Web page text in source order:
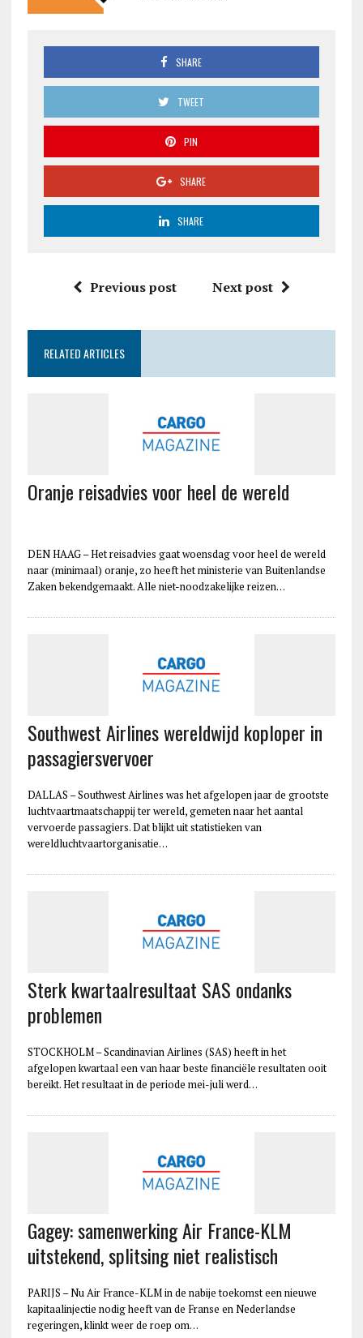
SHARE
TWEET
PIN
SHARE
SHARE
Previous post Next post
RELATED ARTICLES
Oranje reisadvies voor heel de wereld
DEN HAAG – Het reisadvies gaat woensdag voor heel de wereld
naar (minimaal) oranje, zo heeft het ministerie van Buitenlandse
Zaken bekendgemaakt. Alle niet-noodzakelijke reizen…
Southwest Airlines wereldwijd koploper in
passagiersvervoer
DALLAS – Southwest Airlines was het afgelopen jaar de grootste
luchtvaartmaatschappij ter wereld, gemeten naar het aantal
vervoerde passagiers. Dat blijkt uit statistieken van
wereldluchtvaartorganisatie…
Sterk kwartaalresultaat SAS ondanks
problemen
STOCKHOLM – Scandinavian Airlines (SAS) heeft in het
afgelopen kwartaal een van haar beste financiële resultaten ooit
bereikt. Het resultaat in de periode mei-juli werd…
Gagey: samenwerking Air France-KLM
uitstekend, splitsing niet realistisch
PARIJS – Nu Air France-KLM in de nabije toekomst een nieuwe
kapitaalinjectie nodig heeft van de Franse en Nederlandse
regeringen, klinkt weer de roep om…